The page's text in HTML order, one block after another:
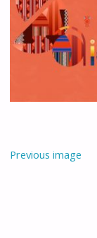
Previous image